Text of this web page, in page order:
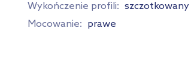
Wykończenie profili: szczotkowany
Mocowanie: prawe